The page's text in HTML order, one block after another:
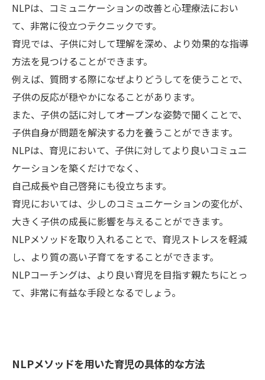
NLPは、コミュニケーションの改善と心理療法におい
て、非常に役立つテクニックです。
育児では、子供に対して理解を深め、より効果的な指導
方法を見つけることができます。
例えば、質問する際になぜよりどうしてを使うことで、
子供の反応が穏やかになることがあります。
また、子供の話に対してオープンな姿勢で聞くことで、
子供自身が問題を解決する力を養うことができます。
NLPは、育児において、子供に対してより良いコミュニ
ケーションを築くだけでなく、
自己成長や自己啓発にも役立ちます。
育児においては、少しのコミュニケーションの変化が、
大きく子供の成長に影響を与えることができます。
NLPメソッドを取り入れることで、育児ストレスを軽減
し、より質の高い子育てをすることができます。
NLPコーチングは、より良い育児を目指す親たちにとっ
て、非常に有益な手段となるでしょう。
NLPメソッドを用いた育児の具体的な方法